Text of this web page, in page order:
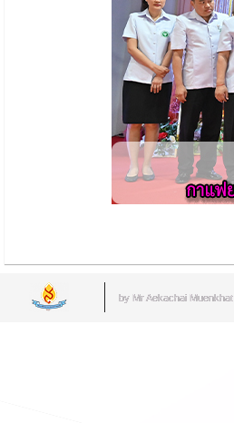
by Mr.Aekachai Muenkhat